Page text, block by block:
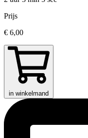
Prijs
€ 6,00
in winkelmand